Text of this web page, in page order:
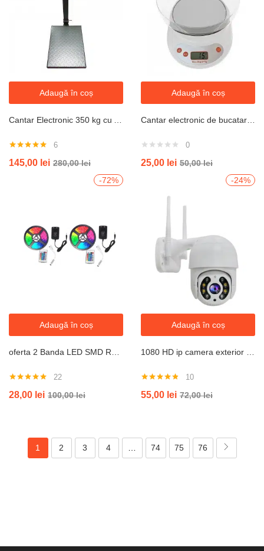
Adaugă în coș
5.00din 5
6
145,00 lei 280,00lei
Adaugă în coș
0
25,00 lei 50,00lei
-72%
Adaugă în coș
4.82din 5
22
28,00 lei 100,00lei
-24%
Adaugă în coș
4.80din 5
10
55,00 lei 72,00lei
1 2 3 4 74 75 76